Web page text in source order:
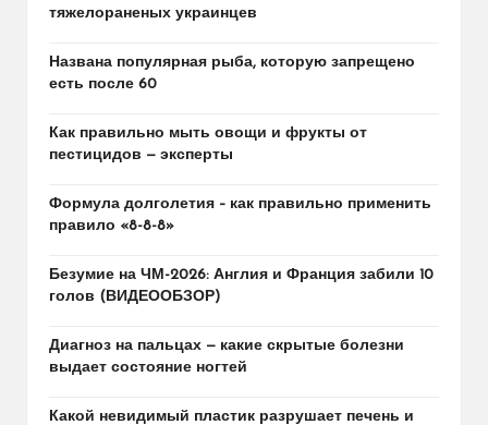
тяжелораненых украинцев
Названа популярная рыба, которую запрещено
есть после 60
Как правильно мыть овощи и фрукты от
пестицидов — эксперты
Формула долголетия – как правильно применить
правило «8-8-8»
Безумие на ЧМ-2026: Англия и Франция забили 10
голов (ВИДЕООБЗОР)
Диагноз на пальцах — какие скрытые болезни
выдает состояние ногтей
Какой невидимый пластик разрушает печень и